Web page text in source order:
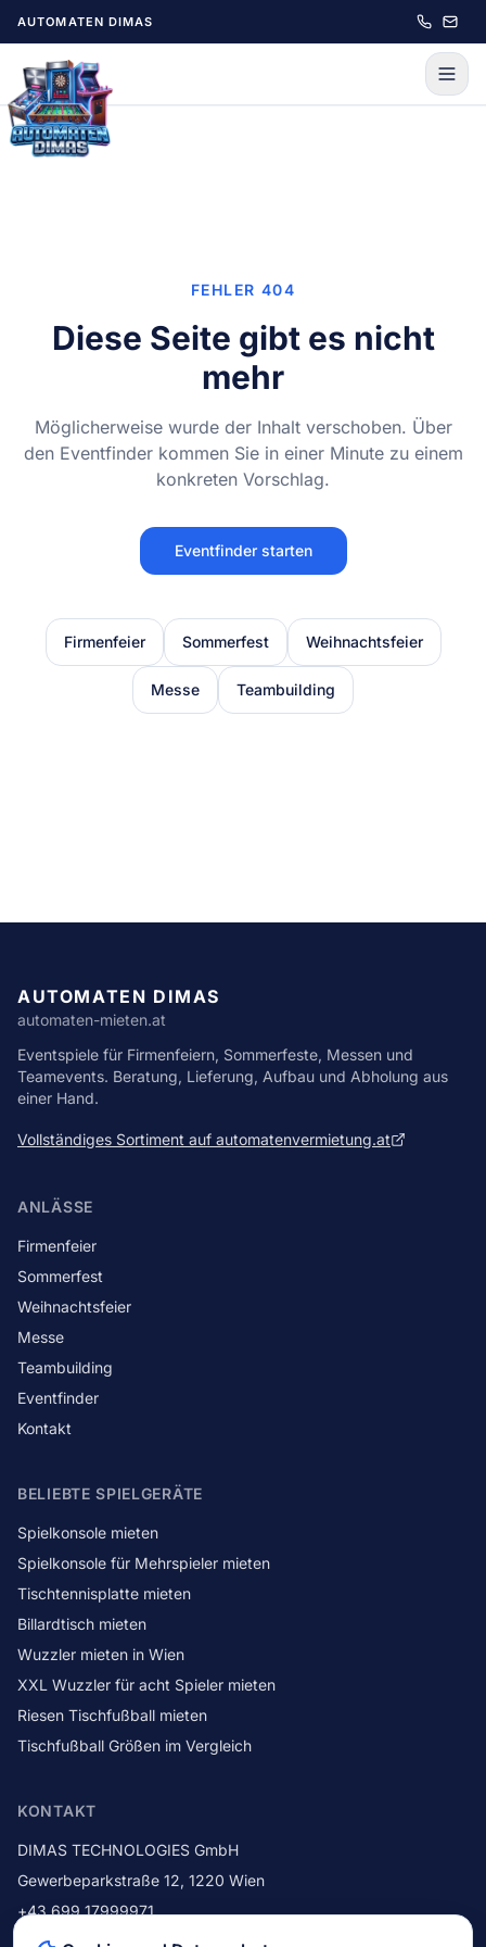
Zum Hauptinhalt springen
AUTOMATEN DIMAS
FEHLER 404
Diese Seite gibt es nicht
mehr
Möglicherweise wurde der Inhalt verschoben. Über
den Eventfinder kommen Sie in einer Minute zu einem
konkreten Vorschlag.
Eventfinder starten
Firmenfeier Sommerfest Weihnachtsfeier
Messe Teambuilding
AUTOMATEN DIMAS
automaten-mieten.at
Eventspiele für Firmenfeiern, Sommerfeste, Messen und
Teamevents. Beratung, Lieferung, Aufbau und Abholung aus
einer Hand.
Vollständiges Sortiment auf automatenvermietung.at
ANLÄSSE
Firmenfeier
Sommerfest
Weihnachtsfeier
Messe
Teambuilding
Eventfinder
Kontakt
BELIEBTE SPIELGERÄTE
Spielkonsole mieten
Spielkonsole für Mehrspieler mieten
Tischtennisplatte mieten
Billardtisch mieten
Wuzzler mieten in Wien
XXL Wuzzler für acht Spieler mieten
Riesen Tischfußball mieten
Tischfußball Größen im Vergleich
KONTAKT
DIMAS TECHNOLOGIES GmbH
Gewerbeparkstraße 12, 1220 Wien
+43 699 17999971
+43 1 214 42 92